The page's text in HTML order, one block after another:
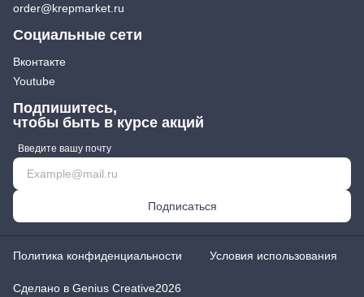
order@krepmarket.ru
Социальные сети
Вконтакте
Youtube
Подпишитесь,
чтобы быть в курсе акций
Введите вашу почту
Подписаться
Политика конфиденциальности Условия использования
Сделано в Genius Creative2026